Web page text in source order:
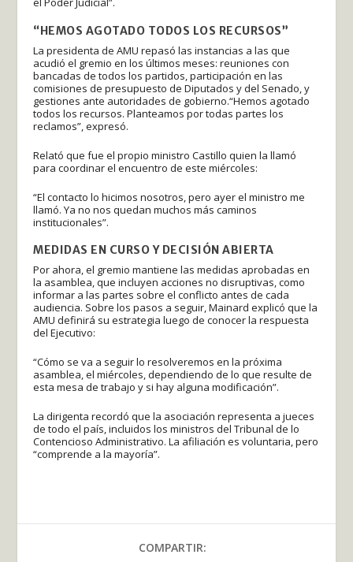
“HEMOS AGOTADO TODOS LOS RECURSOS”
La presidenta de AMU repasó las instancias a las que
acudió el gremio en los últimos meses: reuniones con
bancadas de todos los partidos, participación en las
comisiones de presupuesto de Diputados y del Senado, y
gestiones ante autoridades de gobierno.“Hemos agotado
todos los recursos. Planteamos por todas partes los
reclamos”, expresó.
Relató que fue el propio ministro Castillo quien la llamó
para coordinar el encuentro de este miércoles:
“El contacto lo hicimos nosotros, pero ayer el ministro me
llamó. Ya no nos quedan muchos más caminos
institucionales”.
MEDIDAS EN CURSO Y DECISIÓN ABIERTA
Por ahora, el gremio mantiene las medidas aprobadas en
la asamblea, que incluyen acciones no disruptivas, como
informar a las partes sobre el conflicto antes de cada
audiencia. Sobre los pasos a seguir, Mainard explicó que la
AMU definirá su estrategia luego de conocer la respuesta
del Ejecutivo:
“Cómo se va a seguir lo resolveremos en la próxima
asamblea, el miércoles, dependiendo de lo que resulte de
esta mesa de trabajo y si hay alguna modificación”.
La dirigenta recordó que la asociación representa a jueces
de todo el país, incluidos los ministros del Tribunal de lo
Contencioso Administrativo. La afiliación es voluntaria, pero
“comprende a la mayoría”.
COMPARTIR: